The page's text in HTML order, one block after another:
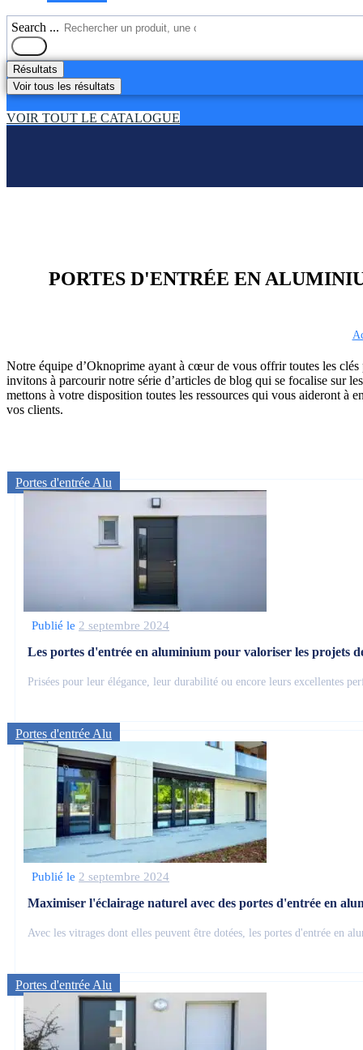
Search ...
Résultats
Voir tous les résultats
VOIR TOUT LE CATALOGUE
PORTES D'ENTRÉE EN
Notre équipe d’Oknoprime ayant à cœur de vous offrir toutes les
invitons à parcourir notre série d’articles de blog qui se focalise sur
mettons à votre disposition toutes les ressources qui vous aideront à
vos clients.
Portes d'entrée Alu
Publié le 2 septembre 2024
Les portes d'entrée en aluminium pour valoriser les projets
Prisées pour leur élégance, leur durabilité ou encore leurs excellentes
Portes d'entrée Alu
Publié le 2 septembre 2024
Maximiser l'éclairage naturel avec des portes d'entrée en
Avec les vitrages dont elles peuvent être dotées, les portes d'entrée en
Portes d'entrée Alu